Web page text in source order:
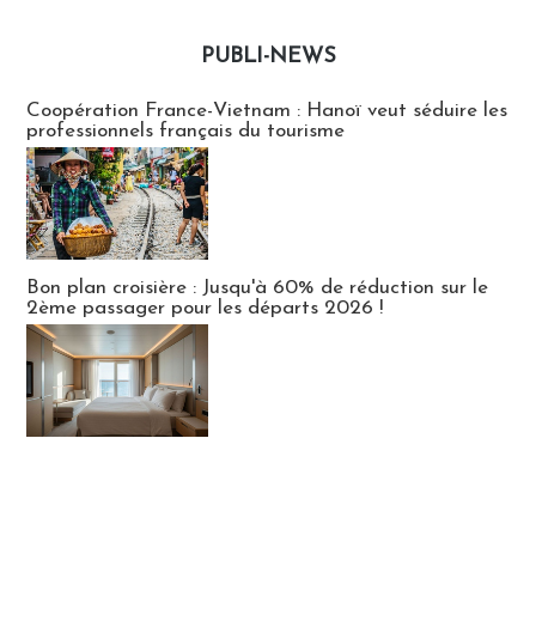
PUBLI-NEWS
Coopération France-Vietnam : Hanoï veut séduire les
professionnels français du tourisme
Bon plan croisière : Jusqu'à 60% de réduction sur le
2ème passager pour les départs 2026 !